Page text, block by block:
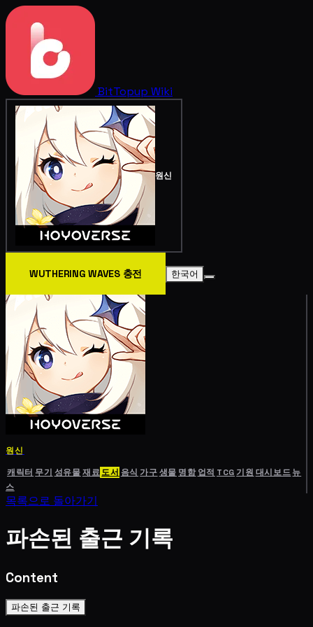
BitTopup Wiki
원신
WUTHERING WAVES 충전 한국어
원신
캐릭터 무기 성유물재료도서 음식 가구생물 명함 업적 TCG기원 대시보드뉴
스
목록으로 돌아가기
파손된 출근 기록
Content
파손된 출근 기록